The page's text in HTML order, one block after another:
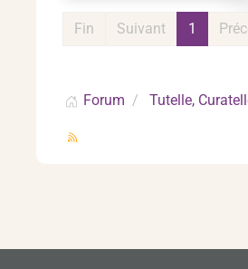
1
Suivant
Fin
Forum Tutelle,